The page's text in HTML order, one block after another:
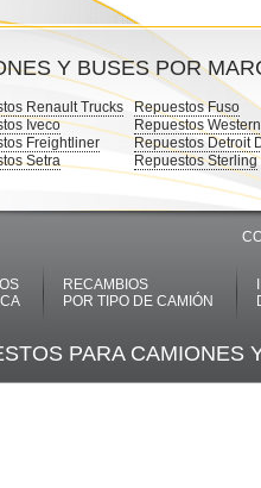
Y BUSES POR
Renault Trucks
Iveco
Freightliner
Setra
Repuestos Fuso
Repuestos
Repuestos Detroit
Repuestos Sterling
RECAMBIOS
POR TIPO DE CAMIÓN
PARA CAMIONES